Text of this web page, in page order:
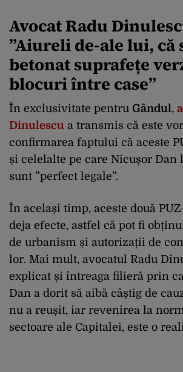
Avocat Radu
”Aiureli de-ale lui, că
betonat suprafețe
blocuri între case”
În exclusivitate pentru Gândul,
Dinulescu a transmis că este
confirmarea faptului că aceste
și celelalte pe care Nicușor Dan
sunt ”perfect legale”.
În același timp, aceste două
deja efecte, astfel că pot fi
de urbanism și autorizații de
lor. Mai mult, avocatul Radu
explicat și întreaga filieră prin
Dan a dorit să aibă câștig de
nu a reușit, iar revenirea la
sectoare ale Capitalei, este o